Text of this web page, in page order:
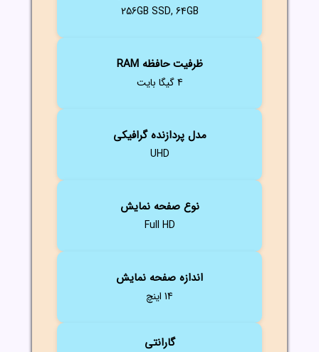
256GB SSD, 64GB
ظرفیت حافظه RAM
4 گیگا بایت
مدل پردازنده گرافیکی
UHD
نوع صفحه نمایش
Full HD
اندازه صفحه نمایش
14 اینچ
گارانتی